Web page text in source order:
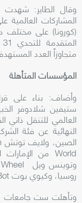
وقال الطاير: شهدت
المشاركات العالمية
(كورونا) على مختلف
متجاوزاً العدد
المؤسسات المتأهلة
وأضاف: بناء على
ستيفين شلادوفر
العالمي للتنقل ذاتي
النهائية عن فئة
الصين، ولايف توتش
World من الإمارات
وتوينس ويل
روسيا، وكيوي بوت
وتأهلت ست جامعات